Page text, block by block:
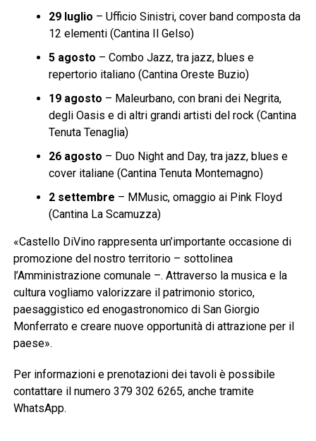
29 luglio – Ufficio Sinistri, cover band composta da
12 elementi (Cantina Il Gelso)
5 agosto – Combo Jazz, tra jazz, blues e
repertorio italiano (Cantina Oreste Buzio)
19 agosto – Maleurbano, con brani dei Negrita,
degli Oasis e di altri grandi artisti del rock (Cantina
Tenuta Tenaglia)
26 agosto – Duo Night and Day, tra jazz, blues e
cover italiane (Cantina Tenuta Montemagno)
2 settembre – MMusic, omaggio ai Pink Floyd
(Cantina La Scamuzza)
«Castello DiVino rappresenta un’importante occasione di
promozione del nostro territorio – sottolinea
l’Amministrazione comunale –. Attraverso la musica e la
cultura vogliamo valorizzare il patrimonio storico,
paesaggistico ed enogastronomico di San Giorgio
Monferrato e creare nuove opportunità di attrazione per il
paese».
Per informazioni e prenotazioni dei tavoli è possibile
contattare il numero 379 302 6265, anche tramite
WhatsApp.